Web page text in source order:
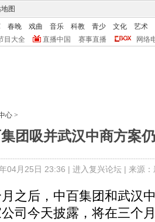
图
春晚 戏曲 音乐 科教 青少 文化
艺术
目大全 直播中国 赛事直播 网络
心 >
团吸并武汉中商方案
04月25日 23:36 | 进入复兴论坛| 来源
后，中百集团和武汉
司今天披露，将在三个